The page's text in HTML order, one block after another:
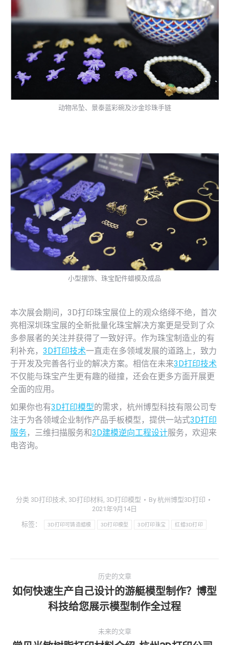
动物吊坠、景泰蓝彩碗及沙金珍珠手链
小型摆饰、珠宝配件蜡模及成品
本次展会期间，3D打印珠宝展位上的观众络绎不绝，首次
亮相深圳珠宝展的全新批量化珠宝解决方案更是受到了众
多参展者的关注并获得了一致好评。作为珠宝制造业的有
利补充， 3D打印技术一直走在多领域发展的道路上，致力
于开发及完善各行业的解决方案。相信在未来3D打印技术
不仅能与珠宝产生更有趣的碰撞，还会在更多方面开展更
全面的应用。
如果你也有3D打印模型的需求，杭州博型科技有限公司专
注于为各领域企业制作产品手板模型，提供一站式3D打印
服务，三维扫描服务和3D建模逆向工程设计服务，欢迎来
电咨询。
分类 3D打印技术 3D打印材料 3D打印模型 By杭州博型3D打印
2021年9月14日
标签： 3D打印可铸造蜡模 3D打印模型 3D打印珠宝 红蜡3D打印
章
航
历史的文章
历
史
文
如何快速生产自己设计的游艇模型制作？博型
科技给您展示模型制作全过程
未来的文章